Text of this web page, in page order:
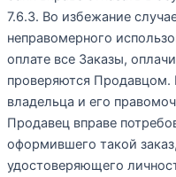
7.6.3. Во избежание
неправомерного
оплате все Заказы,
проверяются Продавцом.
владельца и его
Продавец вправе
оформившего такой
удостоверяющего